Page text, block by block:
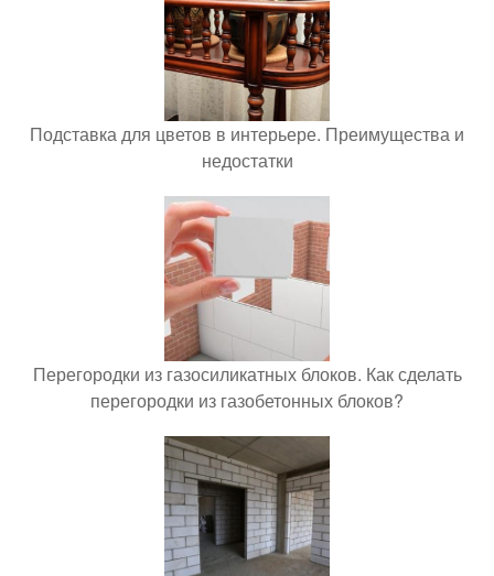
Подставка для цветов в интерьере. Преимущества и
недостатки
Перегородки из газосиликатных блоков. Как сделать
перегородки из газобетонных блоков?